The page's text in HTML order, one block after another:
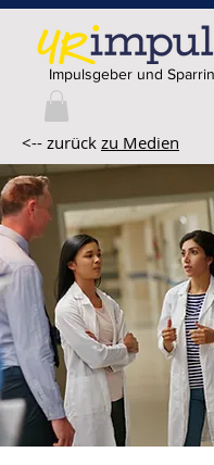
Impulsgeber und
<-- zurück zu Medien